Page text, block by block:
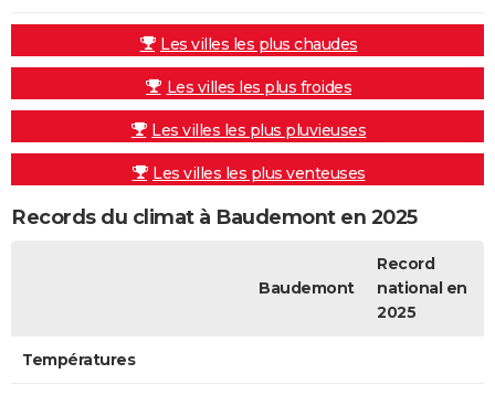
Les villes les plus chaudes
Les villes les plus froides
Les villes les plus pluvieuses
Les villes les plus venteuses
Records du climat à Baudemont en 2025
Baudemont
Record
national en
2025
Températures